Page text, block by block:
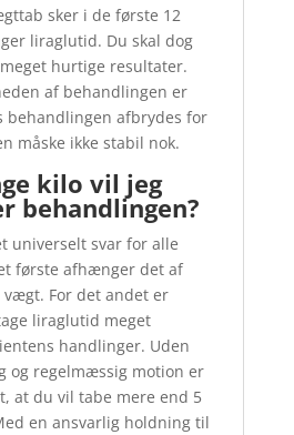
sker i de første 12
liraglutid. Du skal dog
hurtige resultater.
af behandlingen er
behandlingen afbrydes for
måske ikke stabil nok.
kilo vil jeg
behandlingen?
universelt svar for alle
første afhænger det af
For det andet er
liraglutid meget
handlinger. Uden
og regelmæssig motion er
at du vil tabe mere end 5
en ansvarlig holdning til